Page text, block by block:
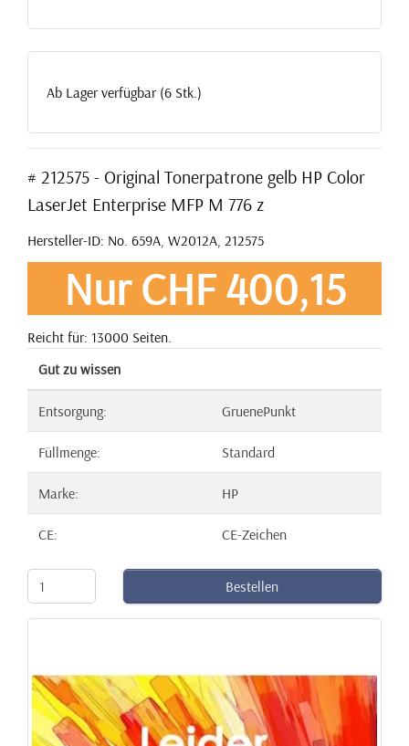
Ab Lager verfügbar (6 Stk.)
# 212575 - Original Tonerpatrone gelb HP Color
LaserJet Enterprise MFP M 776 z
Hersteller-ID: No. 659A, W2012A, 212575
Nur CHF 400,15
Reicht für: 13000 Seiten.
Gut zu wissen
Entsorgung: GruenePunkt
Füllmenge: Standard
Marke: HP
CE: CE-Zeichen
Bestellen